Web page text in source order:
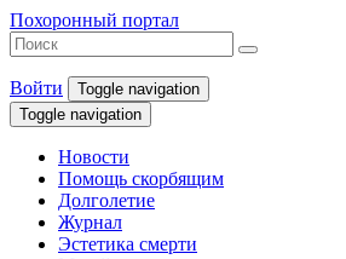
Похоронный портал
Войти
Toggle navigation
Toggle navigation
Новости
Помощь скорбящим
Долголетие
Журнал
Эстетика смерти